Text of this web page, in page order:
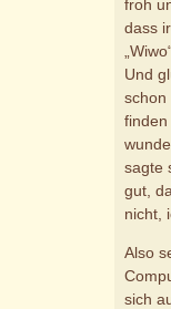
froh
dass
Und
schon
finden
sagte
gut,
nicht,
Also
sich